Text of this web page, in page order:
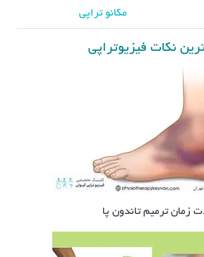
مکانو تراپی
نکات فیزیوتراپی
زمان ترمیم تاندون پا